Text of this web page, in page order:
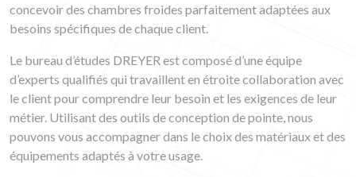
concevoir des chambres froides parfaitement adaptées aux
besoins spécifiques de chaque client.
Le bureau d’études DREYER est composé d’une équipe
d’experts qualifiés qui travaillent en étroite collaboration avec
le client pour comprendre leur besoin et les exigences de leur
métier. Utilisant des outils de conception de pointe, nous
pouvons vous accompagner dans le choix des matériaux et des
équipements adaptés à votre usage.